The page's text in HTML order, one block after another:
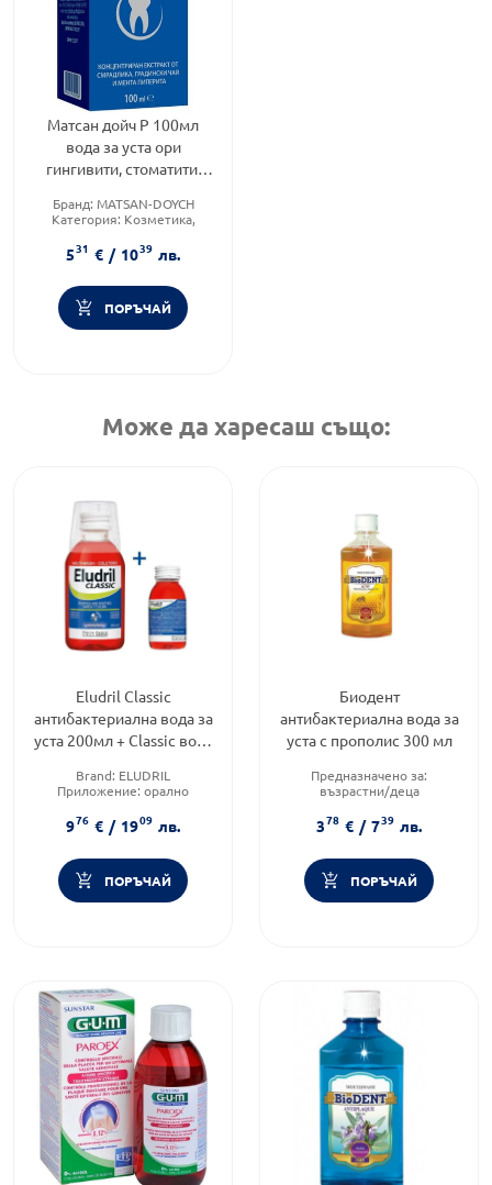
Матсан дойч Р 100мл
вода за уста ори
гингивити, стоматити,
Бранд: MATSAN-DOYCH
Категория: Козметика,
Форма на продукта:вода за
уста
531 € / 1039 лв.
ПОРЪЧАЙ
Може да харесаш също:
Eludril Classic
антибактериална вода за
уста 200мл + Classic вода
Brand: ELUDRIL
Приложение: орално
уста
976 € / 1909 лв.
ПОРЪЧАЙ
Биодент
антибактериална вода за
уста с прополис 300 мл
Предназначено за:
възрастни/деца
Форма на продукта:вода за
уста
378 € / 739 лв.
ПОРЪЧАЙ